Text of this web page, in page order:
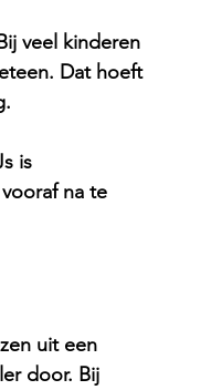
veel kinderen
Dat hoeft
is
na te
uit een
door. Bij